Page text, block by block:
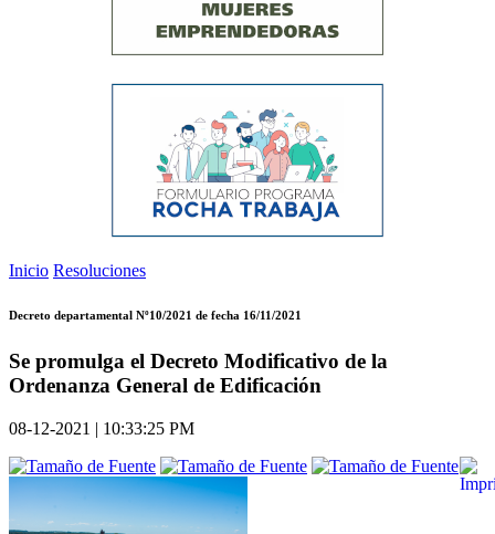
Inicio Resoluciones
Decreto departamental Nº10/2021 de fecha 16/11/2021
Se promulga el Decreto Modificativo de la
Ordenanza General de Edificación
08-12-2021 | 10:33:25 PM